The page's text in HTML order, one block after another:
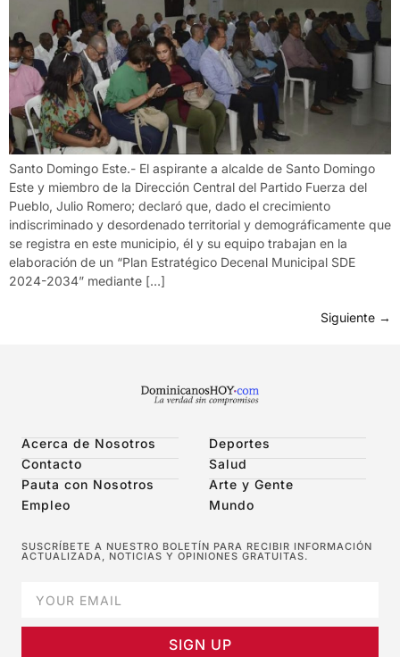
Santo Domingo Este.- El aspirante a alcalde de Santo Domingo
Este y miembro de la Dirección Central del Partido Fuerza del
Pueblo, Julio Romero; declaró que, dado el crecimiento
indiscriminado y desordenado territorial y demográficamente que
se registra en este municipio, él y su equipo trabajan en la
elaboración de un “Plan Estratégico Decenal Municipal SDE
2024-2034” mediante […]
Siguiente →
Acerca de Nosotros
Contacto
Pauta con Nosotros
Empleo
Deportes
Salud
Arte y Gente
Mundo
SUSCRÍBETE A NUESTRO BOLETÍN PARA RECIBIR INFORMACIÓN
ACTUALIZADA, NOTICIAS Y OPINIONES GRATUITAS.
SIGN UP